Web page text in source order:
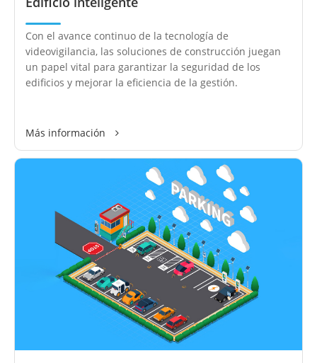
Con el avance continuo de la tecnología de
videovigilancia, las soluciones de construcción juegan
un papel vital para garantizar la seguridad de los
edificios y mejorar la eficiencia de la gestión.
Más información